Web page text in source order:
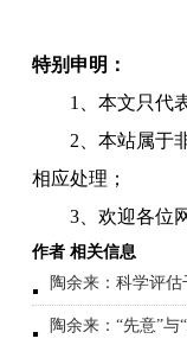
特别申明：
1、本文只代
2、本站属于
相应处理；
3、欢迎各位
作者 相关信息
陶余来：科学评
陶余来：“先意”与